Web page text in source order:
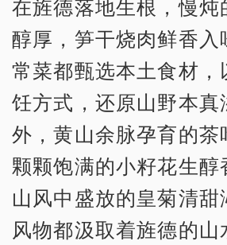
在旌德落地生根，慢炖
醇厚，笋干烧肉鲜香入
常菜都甄选本土食材，
饪方式，还原山野本真
外，黄山余脉孕育的茶
颗颗饱满的小籽花生醇
山风中盛放的皇菊清
风物都汲取着旌德的